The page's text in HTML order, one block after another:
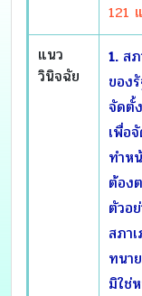
121
แนว
วินิจฉัย
1.สภ
ของ
จัดตั้
เพื่อ
ทำห
ต้อง
ตัวอ
สภา
ทนา
มิใช่